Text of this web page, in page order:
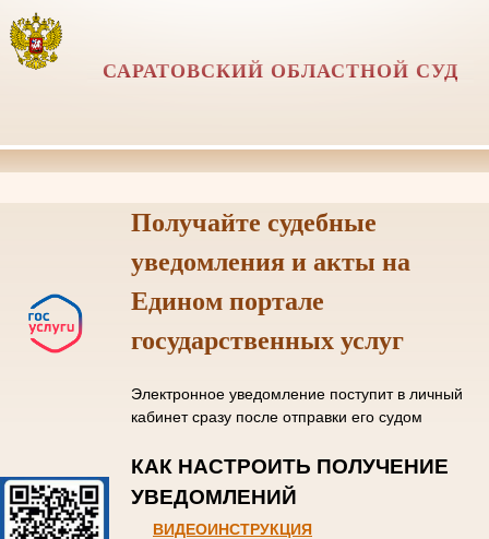
САРАТОВСКИЙ ОБЛАСТНОЙ СУД
Получайте судебные
уведомления и акты на
Едином портале
государственных услуг
Электронное уведомление поступит в личный
кабинет сразу после отправки его судом
КАК НАСТРОИТЬ ПОЛУЧЕНИЕ
УВЕДОМЛЕНИЙ
ВИДЕОИНСТРУКЦИЯ